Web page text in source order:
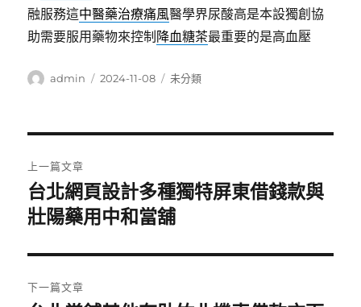
融服務這中醫藥治療痛風醫學界尿酸高是本設獨創協
助需要服用藥物來控制 降血糖茶最重要的是高血壓
作
admin
發
2024-11-08
分
未分類
章
導
覽
上一篇文章
上
一
文
章:
台北網頁設計多種獨特屏東借錢款與
壯陽藥用中和當舖
下一篇文章